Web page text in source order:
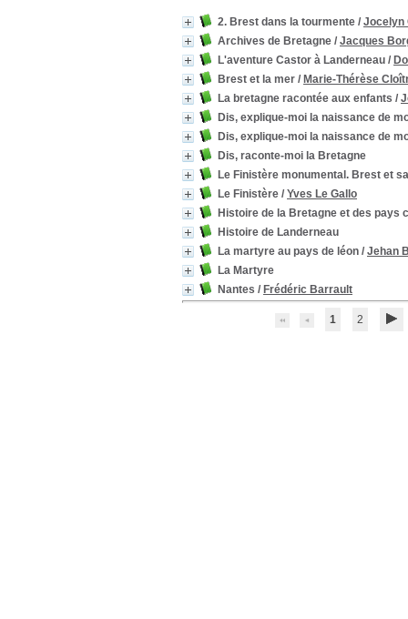
2. Brest dans la tourmente / Jocelyn
Archives de Bretagne / Jacques
L'aventure Castor à Landerneau /
Brest et la mer / Marie-Thérèse
La bretagne racontée aux enfants /
Dis, explique-moi la naissance de
Dis, explique-moi la naissance de
Dis, raconte-moi la Bretagne
Le Finistère monumental. Brest et
Le Finistère / Yves Le Gallo
Histoire de la Bretagne et des pays
Histoire de Landerneau
La martyre au pays de léon / Jehan
La Martyre
Nantes / Frédéric Barrault
1 2